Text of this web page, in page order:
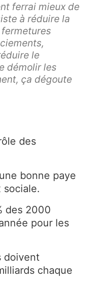
ferrai mieux de
à réduire la
le
démolir les
ça dégoute
des
bonne paye
des 2000
pour les
doivent
chaque